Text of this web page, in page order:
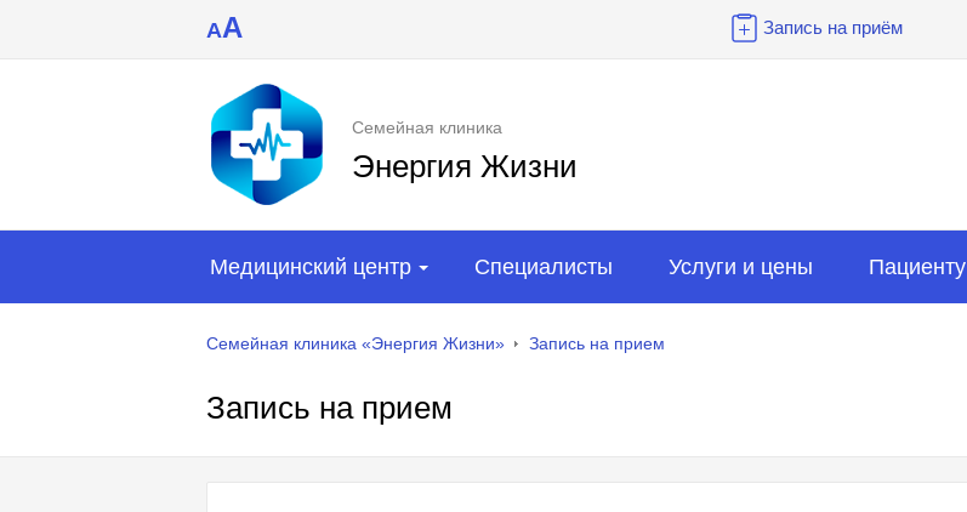
AA Запись на приём
Семейная клиника
Энергия Жизни
Медицинский центр Специалисты Услуги и цены Пациенту
Семейная клиника «Энергия Жизни» Запись на прием
Запись на прием